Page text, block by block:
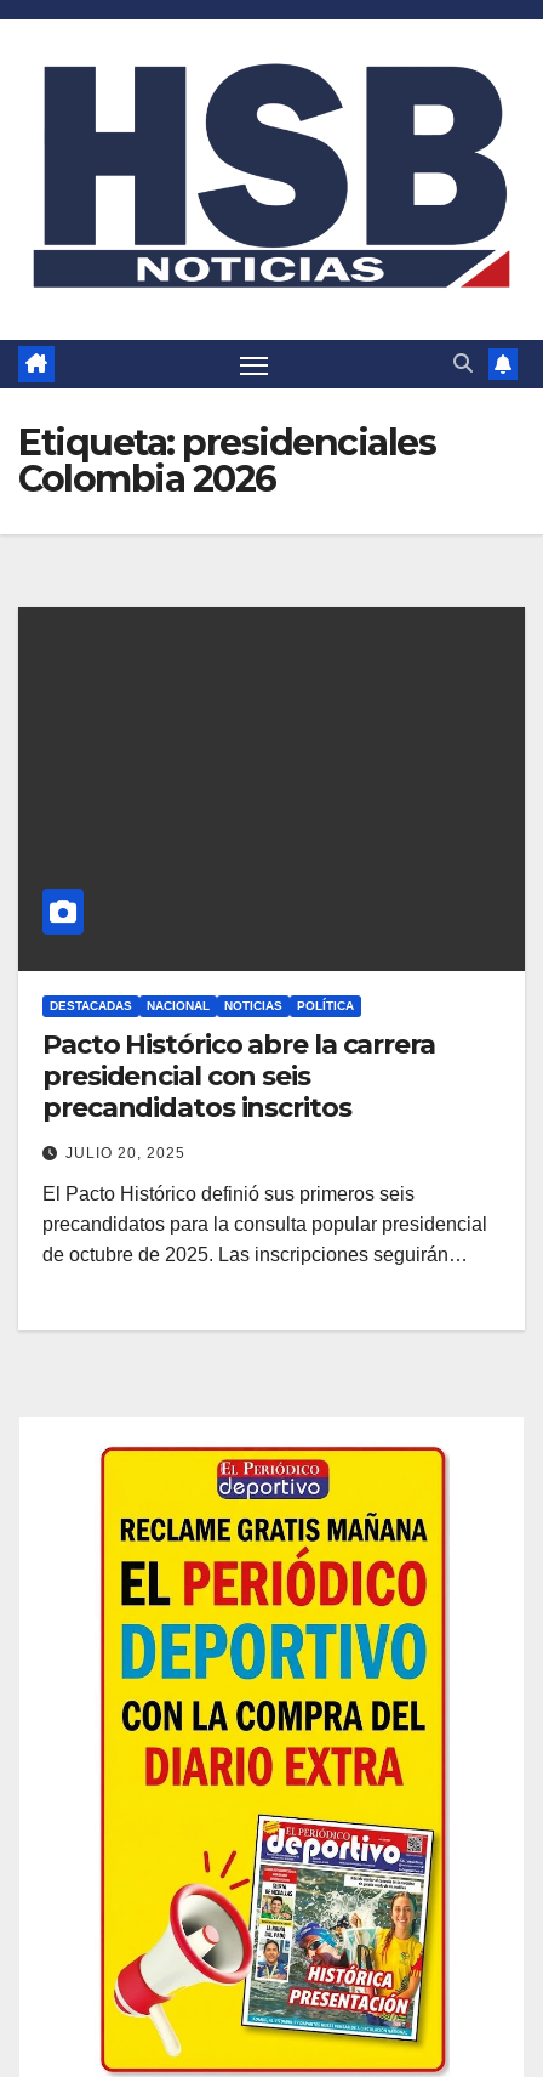
Saltar
Etiqueta: presidenciales
Colombia 2026
DESTACADAS NACIONAL NOTICIAS POLÍTICA
Pacto Histórico abre la carrera
presidencial con seis
precandidatos inscritos
JULIO 20, 2025
El Pacto Histórico definió sus primeros seis
precandidatos para la consulta popular presidencial
de octubre de 2025. Las inscripciones seguirán…